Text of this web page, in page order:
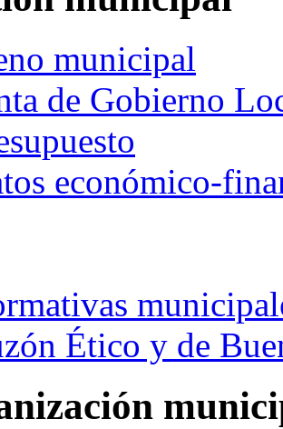
municipal
de Gobierno
económico-
Ético y de